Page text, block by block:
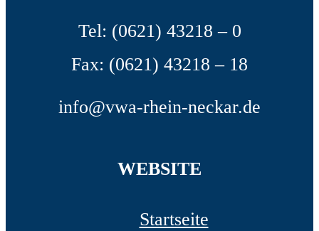
Tel: (0621) 43218 – 0
Fax: (0621) 43218 – 18
info@vwa-rhein-neckar.de
WEBSITE
Startseite